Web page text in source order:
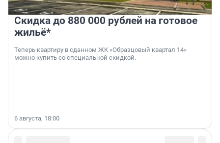
Скидка до 880 000 рублей на готовое
жильё*
Теперь квартиру в сданном ЖК «Образцовый квартал 14»
можно купить со специальной скидкой.
6 августа, 18:00